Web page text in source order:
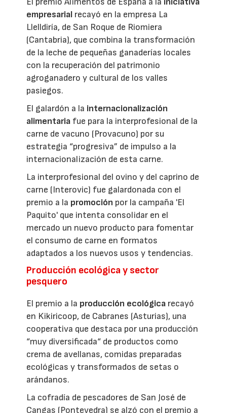
empresarial recayó en la empresa La
Llelldiría, de San Roque de Riomiera
(Cantabria), que combina la transformación
de la leche de pequeñas ganaderías locales
con la recuperación del patrimonio
agroganadero y cultural de los valles
pasiegos.
El galardón a la internacionalización
alimentaria fue para la interprofesional de la
carne de vacuno (Provacuno) por su
estrategia “progresiva” de impulso a la
internacionalización de esta carne.
La interprofesional del ovino y del caprino de
carne (Interovic) fue galardonada con el
premio a la promoción por la campaña 'El
Paquito' que intenta consolidar en el
mercado un nuevo producto para fomentar
el consumo de carne en formatos
adaptados a los nuevos usos y tendencias.
Producción ecológica y sector
pesquero
El premio a la producción ecológica recayó
en Kikiricoop, de Cabranes (Asturias), una
cooperativa que destaca por una producción
“muy diversificada“ de productos como
crema de avellanas, comidas preparadas
ecológicas y transformados de setas o
arándanos.
La cofradía de pescadores de San José de
Cangas (Pontevedra) se alzó con el premio a